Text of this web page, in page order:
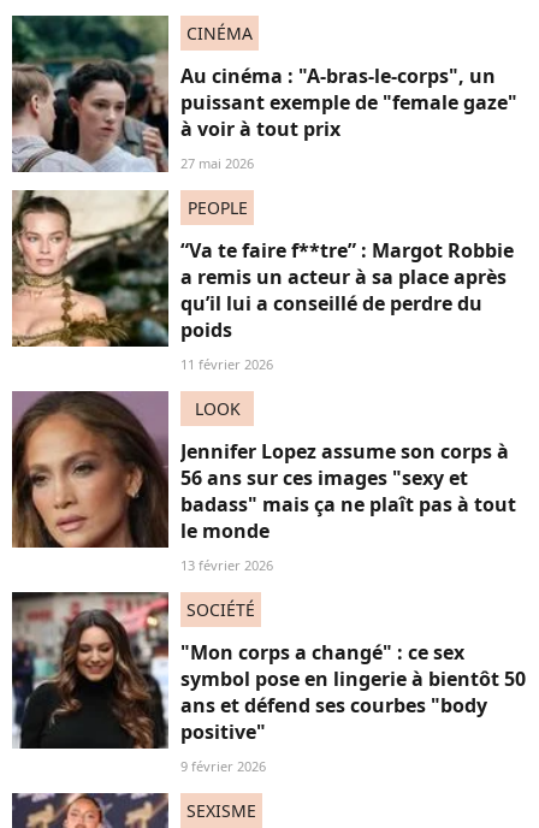
CINÉMA
Au cinéma : "A-bras-le-corps", un
puissant exemple de "female gaze"
à voir à tout prix
27 mai 2026
PEOPLE
“Va te faire f**tre” : Margot Robbie
a remis un acteur à sa place après
qu’il lui a conseillé de perdre du
poids
11 février 2026
LOOK
Jennifer Lopez assume son corps à
56 ans sur ces images "sexy et
badass" mais ça ne plaît pas à tout
le monde
13 février 2026
SOCIÉTÉ
"Mon corps a changé" : ce sex
symbol pose en lingerie à bientôt 50
ans et défend ses courbes "body
positive"
9 février 2026
SEXISME